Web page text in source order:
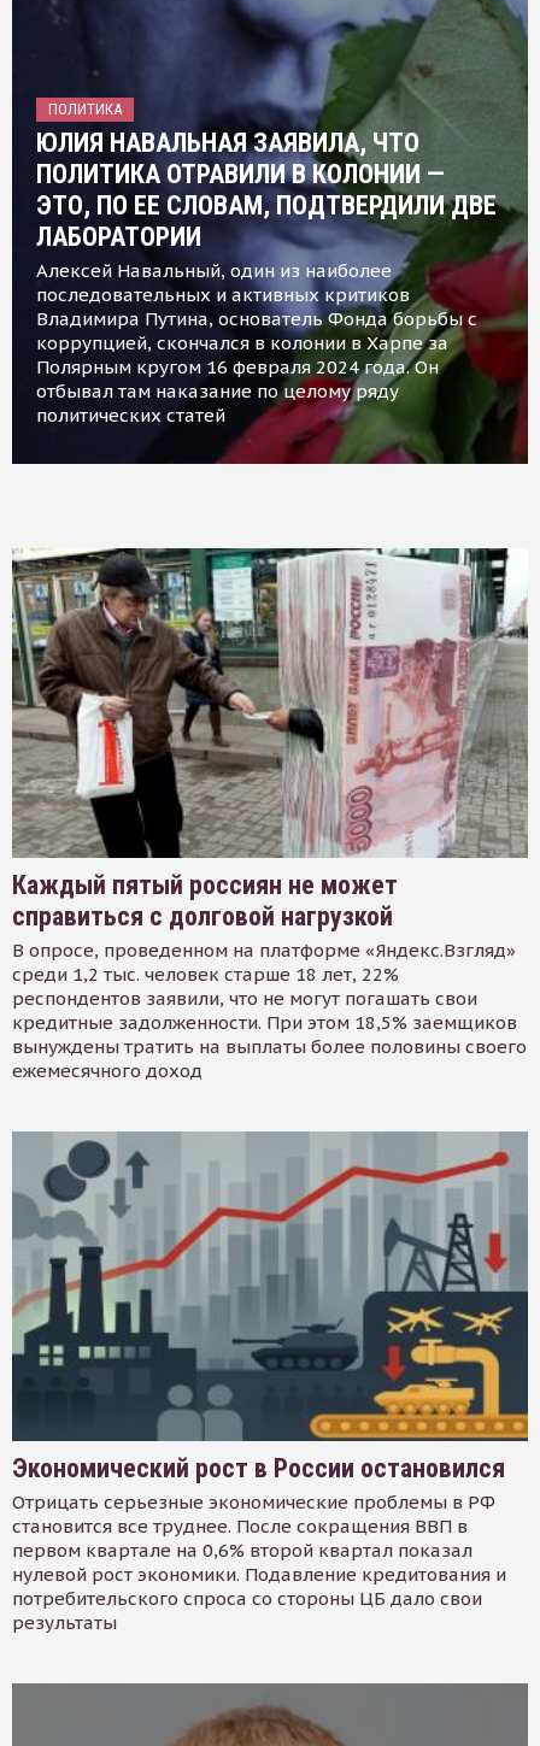
ПОЛИТИКА
ЮЛИЯ НАВАЛЬНАЯ ЗАЯВИЛА, ЧТО
ПОЛИТИКА ОТРАВИЛИ В КОЛОНИИ —
ЭТО, ПО ЕЕ СЛОВАМ, ПОДТВЕРДИЛИ ДВЕ
ЛАБОРАТОРИИ
Алексей Навальный, один из наиболее
последовательных и активных критиков
Владимира Путина, основатель Фонда борьбы с
коррупцией, скончался в колонии в Харпе за
Полярным кругом 16 февраля 2024 года. Он
отбывал там наказание по целому ряду
политических статей
Каждый пятый россиян не может
справиться с долговой нагрузкой
В опросе, проведенном на платформе «Яндекс.Взгляд»
среди 1,2 тыс. человек старше 18 лет, 22%
респондентов заявили, что не могут погашать свои
кредитные задолженности. При этом 18,5% заемщиков
вынуждены тратить на выплаты более половины своего
ежемесячного доход
Экономический рост в России остановился
Отрицать серьезные экономические проблемы в РФ
становится все труднее. После сокращения ВВП в
первом квартале на 0,6% второй квартал показал
нулевой рост экономики. Подавление кредитования и
потребительского спроса со стороны ЦБ дало свои
результаты